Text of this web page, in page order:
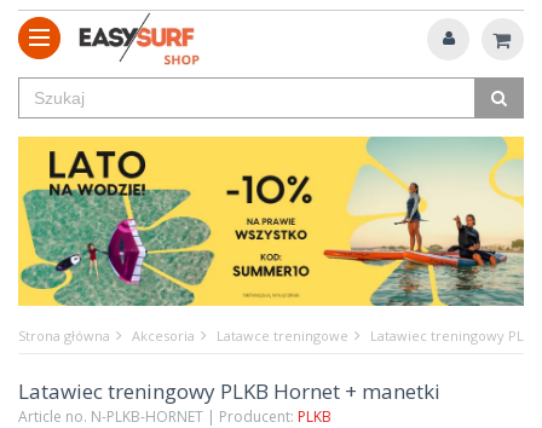
Strona główna Akcesoria Latawce treningowe Latawiec treningowy
Latawiec treningowy PLKB Hornet + manetki
Article no. N-PLKB-HORNET | Producent: PLKB